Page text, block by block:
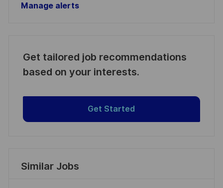
Manage alerts
Get tailored job recommendations
based on your interests.
Get Started
Similar Jobs